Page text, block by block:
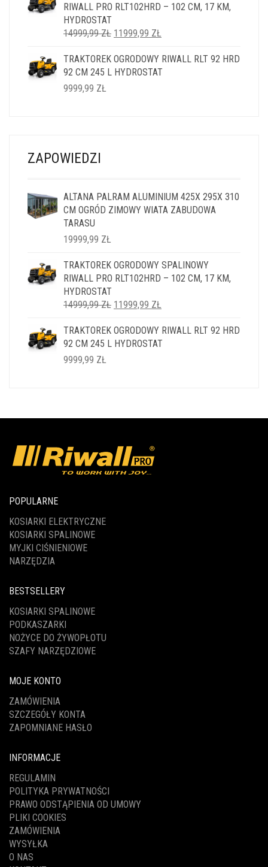
RIWALL PRO RLT102HRD – 102 CM, 17 KM,
HYDROSTAT
14999,99ZŁ PIERWOTNA
WYNOSIŁA:
14999,99 ZŁ.
11999,99 ZŁ
WYNOSI:
11999,99 ZŁ.
TRAKTOREK OGRODOWY RIWALL RLT 92 HRD
92 CM 245 L HYDROSTAT
9999,99 ZŁ
ZAPOWIEDZI
ALTANA PALRAM ALUMINIUM 425X 295X 310
CM OGRÓD ZIMOWY WIATA ZABUDOWA
TARASU
19999,99 ZŁ
TRAKTOREK OGRODOWY SPALINOWY
RIWALL PRO RLT102HRD – 102 CM, 17 KM,
HYDROSTAT
14999,99ZŁ PIERWOTNA
WYNOSIŁA:
14999,99 ZŁ.
11999,99 ZŁ
WYNOSI:
11999,99 ZŁ.
TRAKTOREK OGRODOWY RIWALL RLT 92 HRD
92 CM 245 L HYDROSTAT
9999,99 ZŁ
POPULARNE
KOSIARKI ELEKTRYCZNE
KOSIARKI SPALINOWE
MYJKI CIŚNIENIOWE
NARZĘDZIA
BESTSELLERY
KOSIARKI SPALINOWE
PODKASZARKI
NOŻYCE DO ŻYWOPŁOTU
SZAFY NARZĘDZIOWE
MOJE KONTO
ZAMÓWIENIA
SZCZEGÓŁY KONTA
ZAPOMNIANE HASŁO
INFORMACJE
REGULAMIN
POLITYKA PRYWATNOŚCI
PRAWO ODSTĄPIENIA OD UMOWY
PLIKI COOKIES
ZAMÓWIENIA
WYSYŁKA
O NAS